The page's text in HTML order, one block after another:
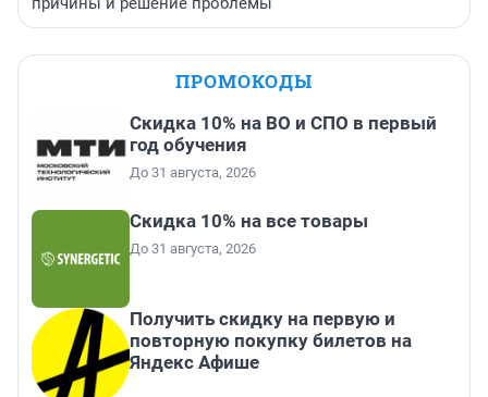
ПРОМОКОДЫ
Скидка 10% на ВО и СПО в первый
год обучения
До 31 августа, 2026
Скидка 10% на все товары
До 31 августа, 2026
Получить скидку на первую и
повторную покупку билетов на
Яндекс Афише